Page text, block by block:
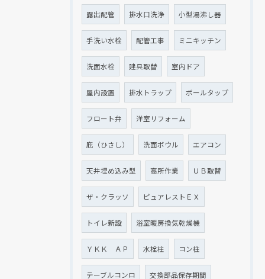
露出配管 排水口洗浄 小型湯沸し器
手洗い水栓 配管工事 ミニキッチン
洗面水栓 建具取替 室内ドア
屋内設置 排水トラップ ボールタップ
フロート弁 洋室リフォーム
庇（ひさし） 洗面ボウル エアコン
天井埋め込み型 高所作業 ＵＢ取替
ザ・クラッソ ピュアレストＥＸ
トイレ新設 浴室暖房換気乾燥機
ＹＫＫ ＡＰ 水栓柱 コン柱
テーブルコンロ 交換部品保存期間